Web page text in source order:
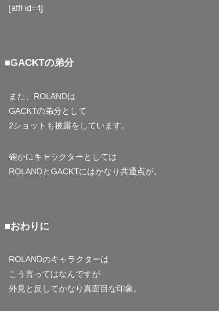
[affi id=4]
■GACKTの弟分
また、ROLANDは
GACKTの弟分として
2ショットも披露をしています。
確かにキャラクターとしては
ROLANDとGACKTにはかなり共通点が。
■おわりに
ROLANDのキャラクターは
こう言ってはなんですが
外見と反してかなり真面目な印象。